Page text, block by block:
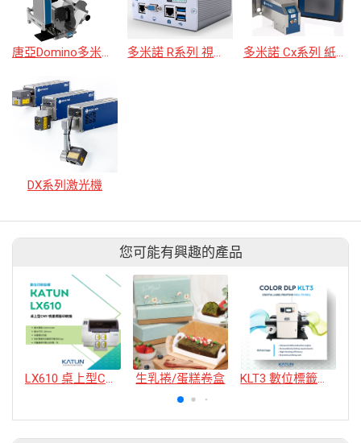
唐亞Domino多米諾 M系列M230i 即印即貼標籤機 多米諾 R系列 視覺辨識 多米諾 Cx系列 紙箱高解析噴印機
DX系列激光機
您可能有興趣的產品
LX610 桌上型CMY 噴墨標籤印刷機 生乳捲/蛋糕卷盒 KLT3 數位標籤印刷機 卷對卷